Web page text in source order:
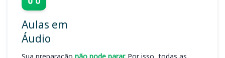
Aulas em
Áudio